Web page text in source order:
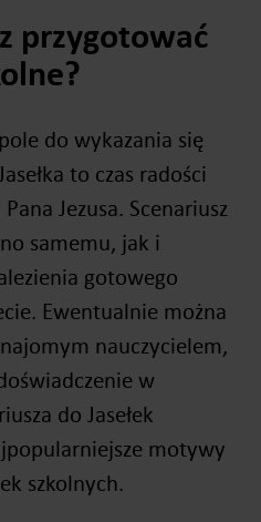
przygotować
do wykazania się
to czas radości
Jezusa. Scenariusz
samemu, jak i
gotowego
Ewentualnie można
nauczycielem,
w
do Jasełek
motywy
szkolnych.